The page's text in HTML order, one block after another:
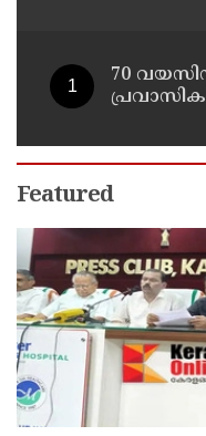
70
Featured